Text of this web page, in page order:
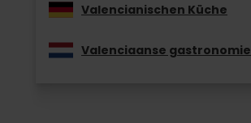
Valencianischen Küche
Valenciaanse gastronomie